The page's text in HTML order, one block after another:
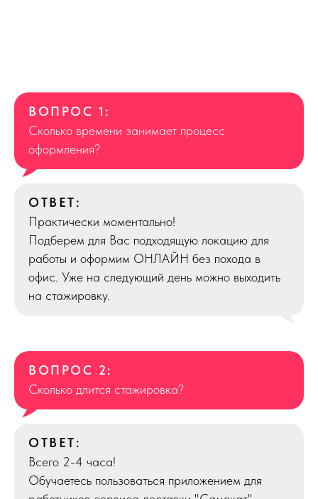
ВОПРОС 1:
Сколько времени занимает процесс
оформления?
ОТВЕТ:
Практически моментально!
Подберем для Вас подходящую локацию для
работы и оформим ОНЛАЙН без похода в
офис. Уже на следующий день можно выходить
на стажировку.
ВОПРОС 2:
Сколько длится стажировка?
ОТВЕТ:
Всего 2-4 часа!
Обучаетесь пользоваться приложением для